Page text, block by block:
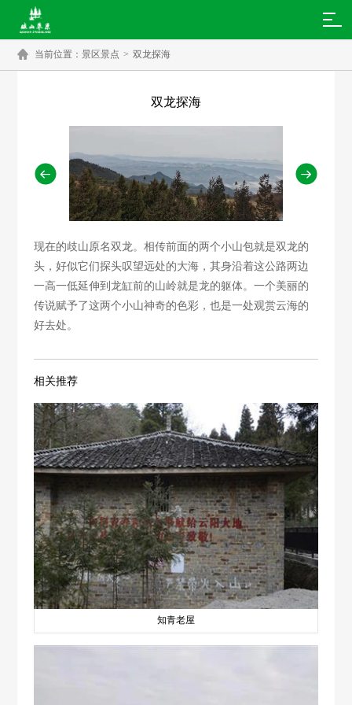
 当前位置：景区景点 > 双龙探海
双龙探海
 
现在的歧山原名双龙。相传前面的两个小山包就是双龙的
头，好似它们探头叹望远处的大海，其身沿着这公路两边
一高一低延伸到龙缸前的山岭就是龙的躯体。一个美丽的
传说赋予了这两个小山神奇的色彩，也是一处观赏云海的
好去处。
相关推荐
知青老屋